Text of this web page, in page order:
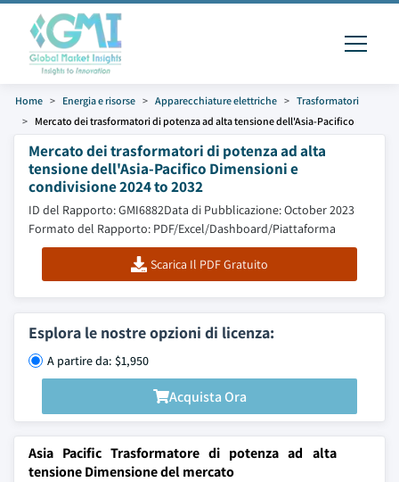
Home Energia e risorse Apparecchiature elettriche
Trasformatori
Mercato dei trasformatori di potenza ad alta tensione dell'Asia-Pacifico
Mercato dei trasformatori di potenza ad alta
tensione dell'Asia-Pacifico Dimensioni e
condivisione 2024 to 2032
ID del Rapporto: GMI6882Data di Pubblicazione: October 2023
Formato del Rapporto: PDF/Excel/Dashboard/Piattaforma
Scarica Il PDF Gratuito
Esplora le nostre opzioni di licenza:
A partire da: $1,950
Acquista Ora
Asia Pacific Trasformatore di potenza ad alta
tensione Dimensione del mercato